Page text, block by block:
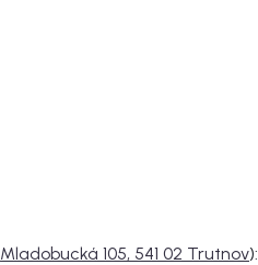
Mladobucká 105, 541 02 Trutnov):